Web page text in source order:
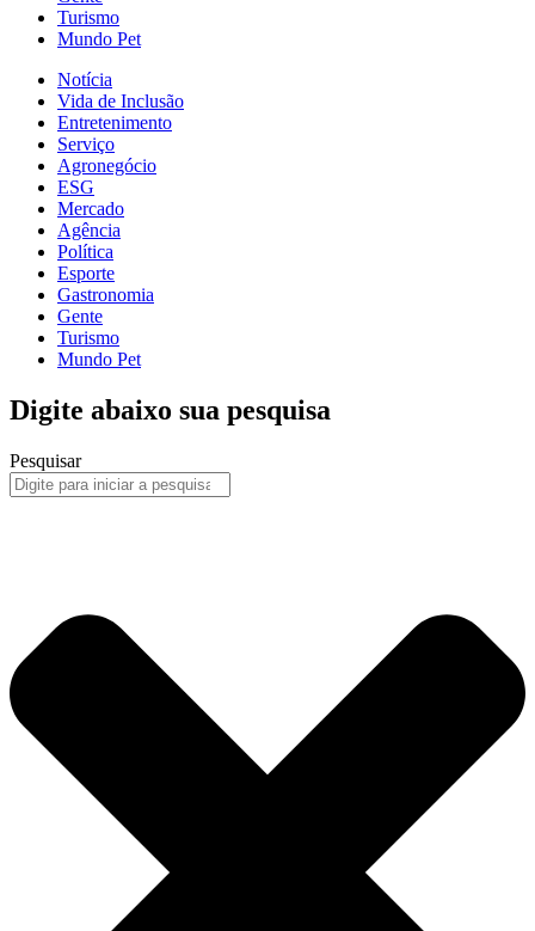
Turismo
Mundo Pet
Notícia
Vida de Inclusão
Entretenimento
Serviço
Agronegócio
ESG
Mercado
Agência
Política
Esporte
Gastronomia
Gente
Turismo
Mundo Pet
Digite abaixo sua pesquisa
Pesquisar